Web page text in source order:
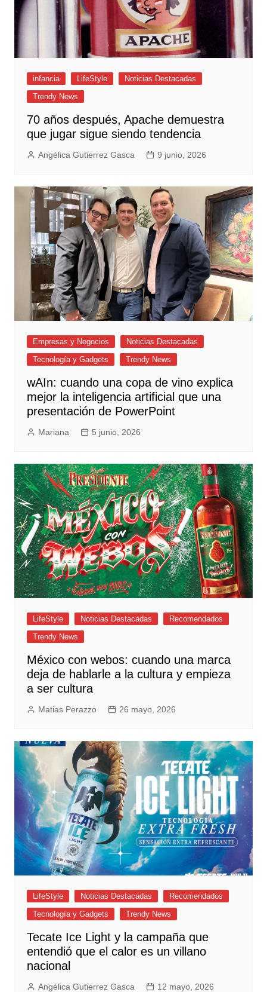
infancia LifeStyle
Noticias Destacadas
Trendy News
70 años después, Apache demuestra
que jugar sigue siendo tendencia
Angélica Gutierrez Gasca 9 junio, 2026
Empresas y Negocios
Noticias Destacadas
Tecnología y Gadgets
Trendy News
wAIn: cuando una copa de vino explica
mejor la inteligencia artificial que una
presentación de PowerPoint
Mariana 5 junio, 2026
LifeStyle Noticias Destacadas
Recomendados
Trendy News
México con webos: cuando una marca
deja de hablarle a la cultura y empieza
a ser cultura
Matias Perazzo 26 mayo, 2026
LifeStyle Noticias Destacadas
Recomendados
Tecnología y Gadgets
Trendy News
Tecate Ice Light y la campaña que
entendió que el calor es un villano
nacional
Angélica Gutierrez Gasca 12 mayo, 2026